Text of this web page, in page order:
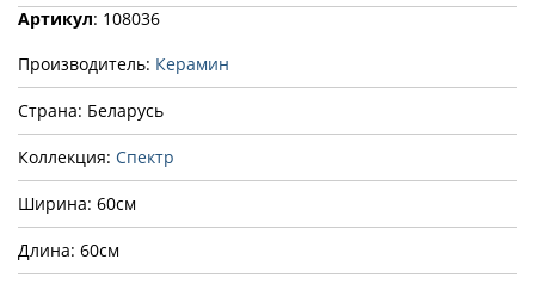
Артикул: 108036
Производитель: Керамин
Страна: Беларусь
Коллекция: Спектр
Ширина: 60см
Длина: 60см